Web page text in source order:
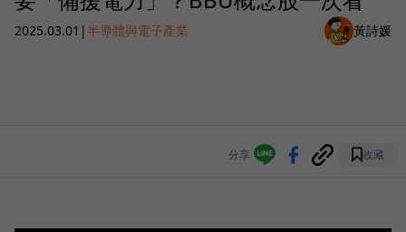
2025.03.01 |半導體與電子產業 黃詩媛
分享 收藏